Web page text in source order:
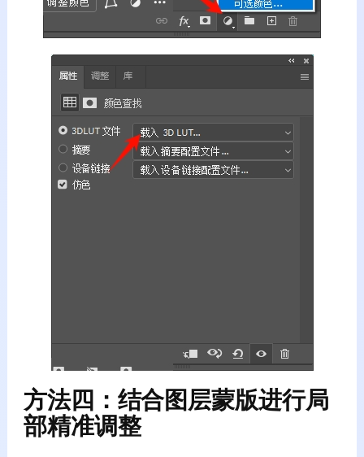
方法四：结合图层蒙版进行局
部精准调整